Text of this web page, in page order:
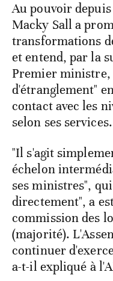
Au pouvoir
Macky Sall a
transformations
et entend, par la
Premier
d'étranglement"
contact avec les
selon ses services.
"Il s'agit
échelon
ses ministres",
directement", a
commission des
(majorité).
continuer
a-t-il expliqué à